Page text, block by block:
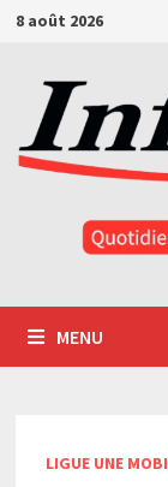
Passer
contenu
8 août 2026
MENU
LIGUE UNE